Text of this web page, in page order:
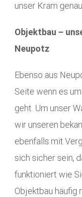
unser Kram
Objektbau –
Neupotz
Ebenso aus
Seite wenn es
geht. Um unser
wir unseren
ebenfalls mit
sich sicher sein,
funktioniert wie
Objektbau häufig